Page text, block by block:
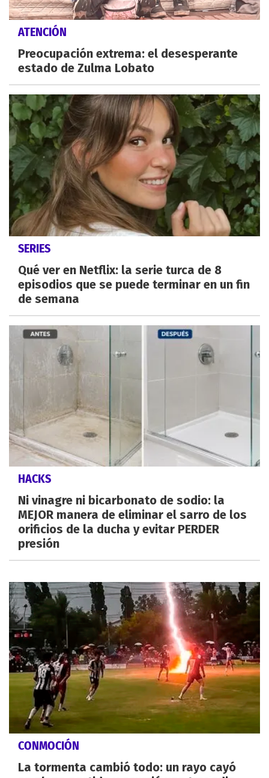
ATENCIÓN
Preocupación extrema: el desesperante
estado de Zulma Lobato
SERIES
Qué ver en Netflix: la serie turca de 8
episodios que se puede terminar en un fin
de semana
HACKS
Ni vinagre ni bicarbonato de sodio: la
MEJOR manera de eliminar el sarro de los
orificios de la ducha y evitar PERDER
presión
CONMOCIÓN
La tormenta cambió todo: un rayo cayó